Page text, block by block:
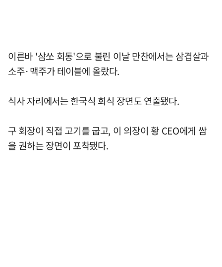
이른바 '삼쏘 회동'으로 불린 이날 만찬에서는 삼겹살과
소주·맥주가 테이블에 올랐다.
식사 자리에서는 한국식 회식 장면도 연출됐다.
구 회장이 직접 고기를 굽고, 이 의장이 황 CEO에게 쌈
을 권하는 장면이 포착됐다.